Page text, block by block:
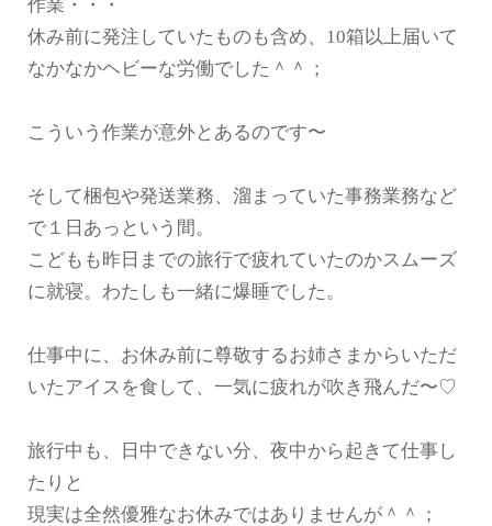
作業・・・
休み前に発注していたものも含め、10箱以上届いて
なかなかヘビーな労働でした＾＾；
こういう作業が意外とあるのです〜
そして梱包や発送業務、溜まっていた事務業務など
で１日あっという間。
こどもも昨日までの旅行で疲れていたのかスムーズ
に就寝。わたしも一緒に爆睡でした。
仕事中に、お休み前に尊敬するお姉さまからいただ
いたアイスを食して、一気に疲れが吹き飛んだ〜♡
旅行中も、日中できない分、夜中から起きて仕事し
たりと
現実は全然優雅なお休みではありませんが＾＾；